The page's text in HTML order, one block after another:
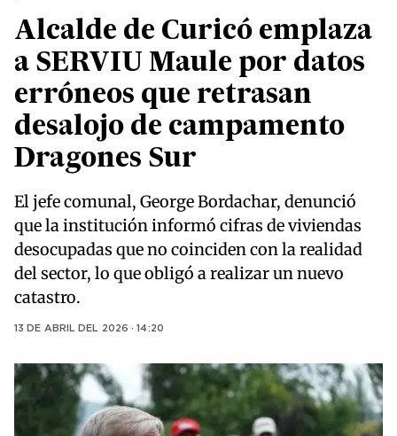
Alcalde de Curicó emplaza
a SERVIU Maule por datos
erróneos que retrasan
desalojo de campamento
Dragones Sur
El jefe comunal, George Bordachar, denunció
que la institución informó cifras de viviendas
desocupadas que no coinciden con la realidad
del sector, lo que obligó a realizar un nuevo
catastro.
13 DE ABRIL DEL 2026 · 14:20